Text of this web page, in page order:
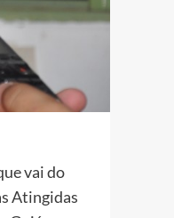
vai do
Atingidas